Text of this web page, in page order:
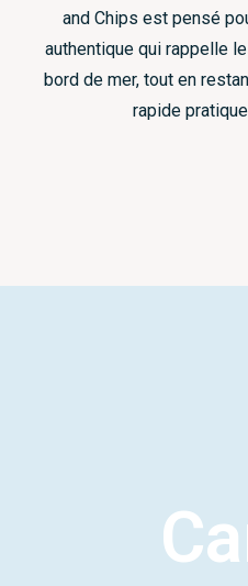
and Chips est pensé
authentique qui rappelle
bord de mer, tout en
rapide